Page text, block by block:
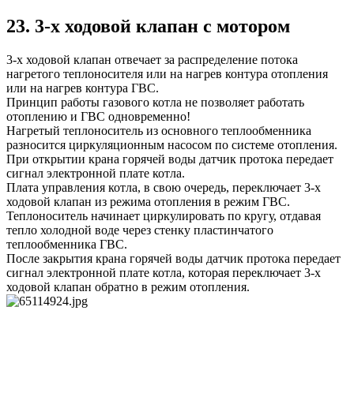
23. 3-х ходовой клапан с мотором
3-х ходовой клапан отвечает за распределение потока
нагретого теплоносителя или на нагрев контура отопления
или на нагрев контура ГВС.
Принцип работы газового котла не позволяет работать
отоплению и ГВС одновременно!
Нагретый теплоноситель из основного теплообменника
разносится циркуляционным насосом по системе отопления.
При открытии крана горячей воды датчик протока передает
сигнал электронной плате котла.
Плата управления котла, в свою очередь, переключает 3-х
ходовой клапан из режима отопления в режим ГВС.
Теплоноситель начинает циркулировать по кругу, отдавая
тепло холодной воде через стенку пластинчатого
теплообменника ГВС.
После закрытия крана горячей воды датчик протока передает
сигнал электронной плате котла, которая переключает 3-х
ходовой клапан обратно в режим отопления.